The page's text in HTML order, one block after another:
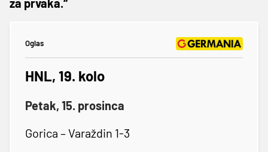
za prvaka.“
Oglas
HNL, 19. kolo
Petak, 15. prosinca
Gorica – Varaždin 1-3